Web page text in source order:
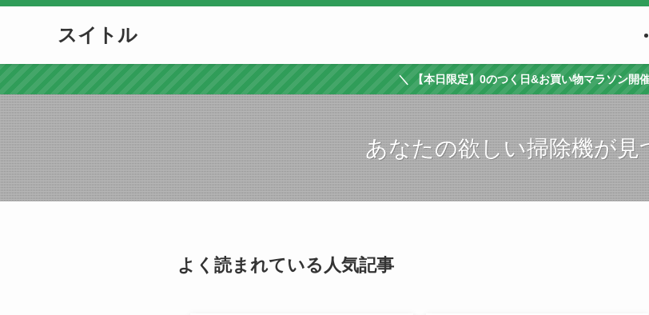
スイトル
＼ 【本日限定】0のつく日&お買い物マラソン開
あなたの欲しい掃除機が見
よく読まれている人気記事